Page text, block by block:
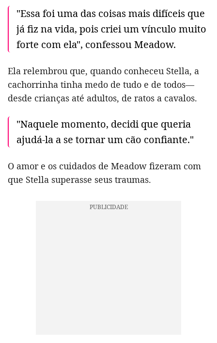
"Essa foi uma das coisas mais difíceis que
já fiz na vida, pois criei um vínculo muito
forte com ela", confessou Meadow.
Ela relembrou que, quando conheceu Stella, a
cachorrinha tinha medo de tudo e de todos—
desde crianças até adultos, de ratos a cavalos.
"Naquele momento, decidi que queria
ajudá-la a se tornar um cão confiante."
O amor e os cuidados de Meadow fizeram com
que Stella superasse seus traumas.